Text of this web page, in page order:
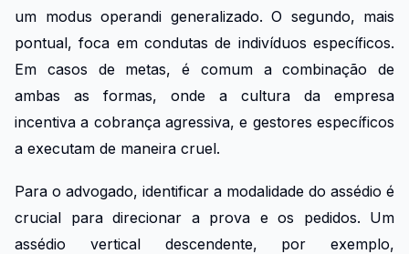
um modus operandi generalizado. O segundo, mais
pontual, foca em condutas de indivíduos específicos.
Em casos de metas, é comum a combinação de
ambas as formas, onde a cultura da empresa
incentiva a cobrança agressiva, e gestores específicos
a executam de maneira cruel.
Para o advogado, identificar a modalidade do assédio é
crucial para direcionar a prova e os pedidos. Um
assédio vertical descendente, por exemplo,